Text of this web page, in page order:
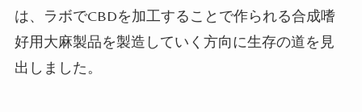
は、ラボでCBDを加工することで作られる合成嗜
好用大麻製品を製造していく方向に生存の道を見
出しました。